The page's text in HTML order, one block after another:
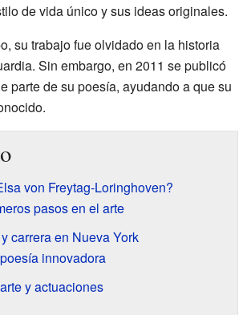
de vida único y sus ideas originales.
su trabajo fue olvidado en la historia
Sin embargo, en 2011 se publicó
parte de su poesía, ayudando a que su
von Freytag-Loringhoven?
pasos en el arte
carrera en Nueva York
innovadora
y actuaciones